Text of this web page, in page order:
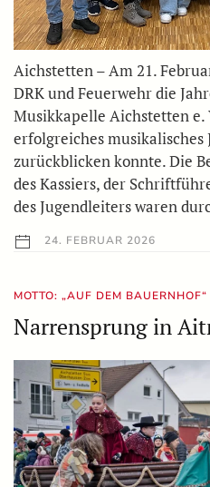
Aichstetten – Am 21.
DRK und Feuerwehr die
Musikkapelle Aichstetten
erfolgreiches musikalisches
zurückblicken konnte. Die
des Kassiers, der
des Jugendleiters waren
24. FEBRUAR 2026
MOTTO: „AUF DEM BAUERNHOF“
Narrensprung in